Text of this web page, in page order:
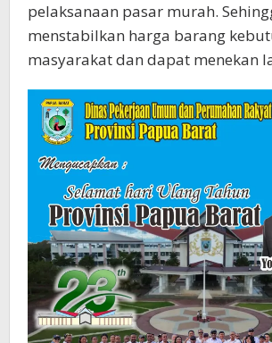
pelaksanaan pasar murah.
menstabilkan harga barang
masyarakat dan dapat menekan